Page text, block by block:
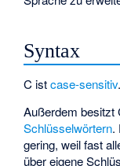
Syntax
C istcase-sensitiv.
Außerdem besitzt
Schlüsselwörtern.
gering, weil fast
über eigene